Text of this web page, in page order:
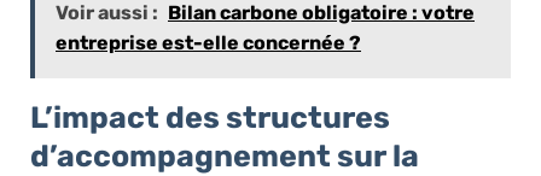
Voir aussi : Bilan carbone obligatoire : votre
entreprise est-elle concernée ?
L’impact des structures
d’accompagnement sur la